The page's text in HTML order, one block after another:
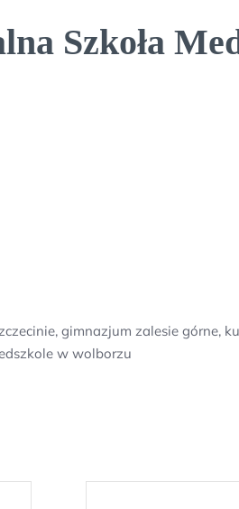
Szkoła
gimnazjum zalesie górne,
w wolborzu